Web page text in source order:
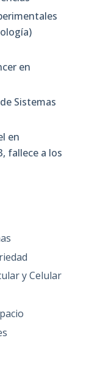
en
Sistemas
en
fallece a los
y Celular